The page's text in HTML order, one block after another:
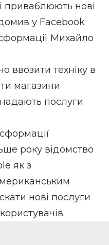
приваблюють нові
у Facebook
Михайло
ввозити техніку в
магазини
послуги
року відомство
як з
нові послуги